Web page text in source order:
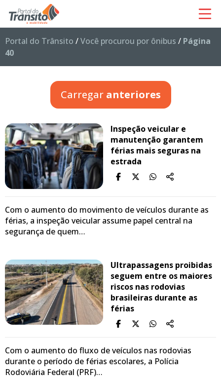
Portal do Trânsito /Você procurou por ônibus / Página
40
Carregar anteriores
Inspeção veicular e
manutenção garantem
férias mais seguras na
estrada
Com o aumento do movimento de veículos durante as
férias, a inspeção veicular assume papel central na
segurança de quem…
Ultrapassagens proibidas
seguem entre os maiores
riscos nas rodovias
brasileiras durante as
férias
Com o aumento do fluxo de veículos nas rodovias
durante o período de férias escolares, a Polícia
Rodoviária Federal (PRF)…